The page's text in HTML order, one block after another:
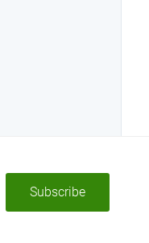
Subscribe